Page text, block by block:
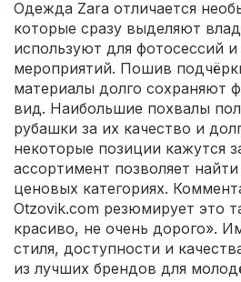
Одежда Zara отличается
которые сразу выделяют
используют для фотосессий
мероприятий. Пошив
материалы долго сохраняют
вид. Наибольшие похвалы
рубашки за их качество и
некоторые позиции кажутся
ассортимент позволяет
ценовых категориях.
Otzovik.com резюмирует это
красиво, не очень дорого».
стиля, доступности и
из лучших брендов для